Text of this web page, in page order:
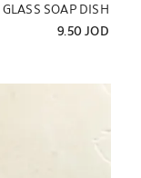
SOAP DISH
9.50 JOD